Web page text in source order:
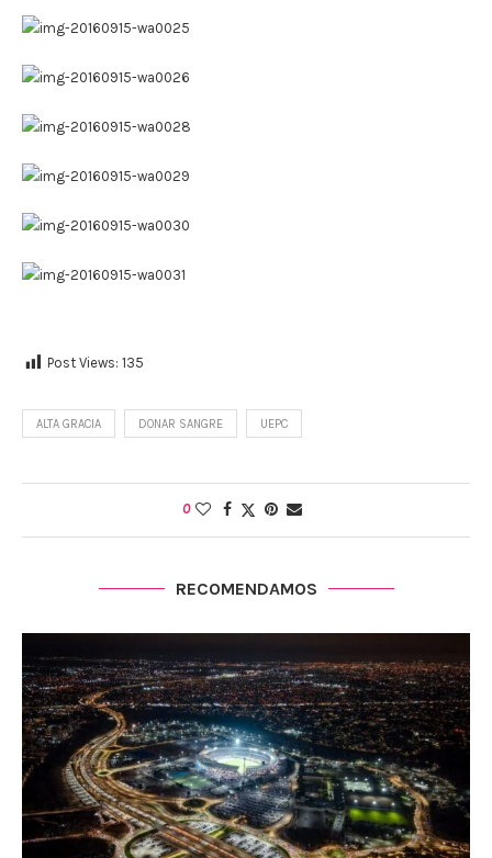
Post Views: 135
ALTA GRACIA DONAR SANGRE UEPC
0
RECOMENDAMOS